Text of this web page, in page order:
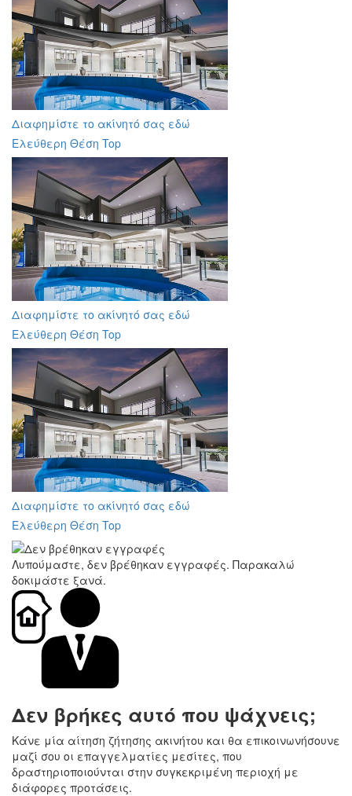
Διαφημίστε το ακίνητό σας εδώ
Ελεύθερη Θέση Top
Διαφημίστε το ακίνητό σας εδώ
Ελεύθερη Θέση Top
Διαφημίστε το ακίνητό σας εδώ
Ελεύθερη Θέση Top
Λυπούμαστε, δεν βρέθηκαν εγγραφές. Παρακαλώ
δοκιμάστε ξανά.
Δεν βρήκες αυτό που ψάχνεις;
Κάνε μία αίτηση ζήτησης ακινήτου και θα επικοινωνήσουνε
μαζί σου οι επαγγελματίες μεσίτες, που
δραστηριοποιούνται στην συγκεκριμένη περιοχή με
διάφορες προτάσεις.